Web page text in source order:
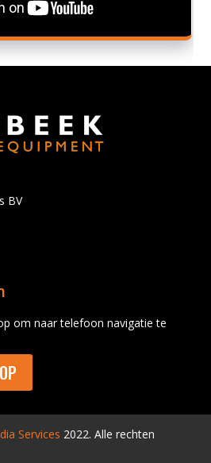
BV
om naar telefoon navigatie te
Services 2022. Alle rechten